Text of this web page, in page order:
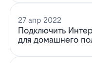
27 апр 2022
Подключить
для домашнего